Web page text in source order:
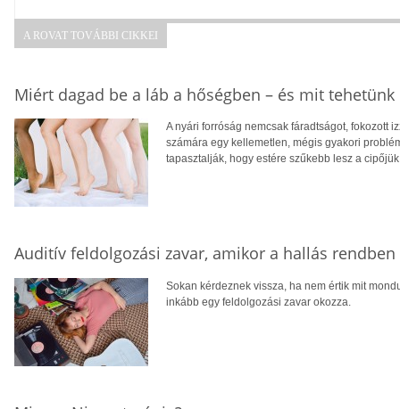
A ROVAT TOVÁBBI CIKKEI
Miért dagad be a láb a hőségben – és mit tehetünk
A nyári forróság nemcsak fáradtságot, fokozott
számára egy kellemetlen, mégis gyakori
tapasztalják, hogy estére szűkebb lesz a
Auditív feldolgozási zavar, amikor a hallás
Sokan kérdeznek vissza, ha nem értik mit
inkább egy feldolgozási zavar okozza.